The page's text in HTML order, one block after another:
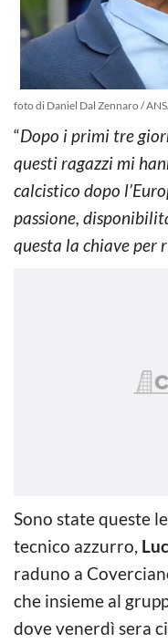
foto di Daniel Dal Zennaro /
“Dopo i primi tre
questi ragazzi mi
calcistico dopo
passione,
questa la chiave per
Sono state queste
tecnico azzurro,
raduno a
che insieme al
dove venerdì sera